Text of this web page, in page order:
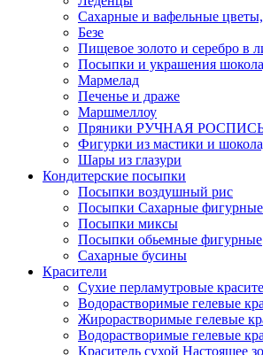
Сахарные и вафельные
Безе
Пищевое золото и серебро в
Посыпки и украшения
Мармелад
Печенье и драже
Маршмеллоу
Пряники РУЧНАЯ
Фигурки из мастики и
Шары из глазури
Кондитерские посыпки
Посыпки воздушный рис
Посыпки Сахарные фигурные
Посыпки миксы
Посыпки обьемные фигурные
Сахарные бусины
Красители
Сухие перламутровые
Водорастворимые гелевые
Жирорастворимые гелевые
Водорастворимые гелевые
Краситель сухой Настоящее